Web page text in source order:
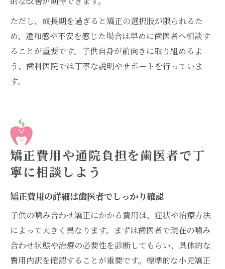
ただし、成長期を過ぎると矯正の選択肢が限られるた
め、違和感や不安を感じた場合は早めに歯医者へ相談す
ることが重要です。子供自身が前向きに取り組めるよ
う、歯科医院では丁寧な説明やサポートを行っていま
す。
矯正費用や通院負担を歯医者で丁
寧に相談しよう
矯正費用の詳細は歯医者でしっかり確認
子供の噛み合わせ矯正にかかる費用は、症状や治療方法
によって大きく異なります。まずは歯医者で現在の噛み
合わせ状態や治療の必要性を診断してもらい、具体的な
費用内訳を確認することが重要です。標準的な小児矯正